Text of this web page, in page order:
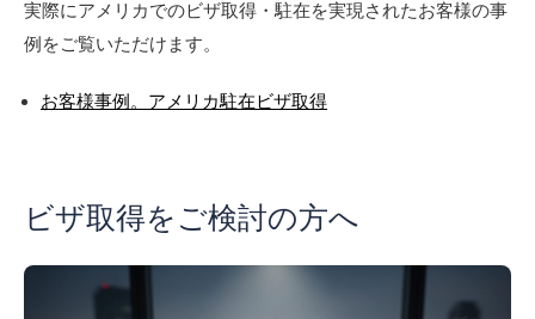
実際にアメリカでのビザ取得・駐在を実現されたお客様の事
例をご覧いただけます。
お客様事例。アメリカ駐在ビザ取得
ビザ取得をご検討の方へ